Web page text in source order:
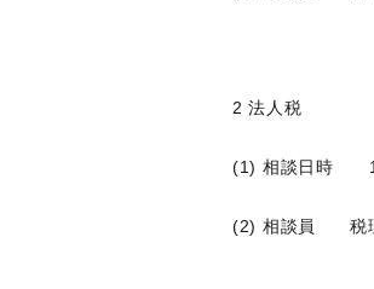
2 法人税
(1) 相談日時
(2) 相談員 税